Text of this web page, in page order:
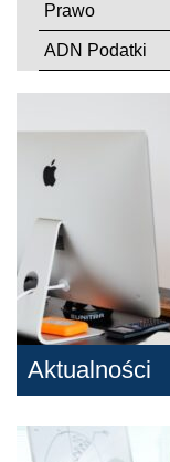
Prawo
ADN Podatki
Aktualności